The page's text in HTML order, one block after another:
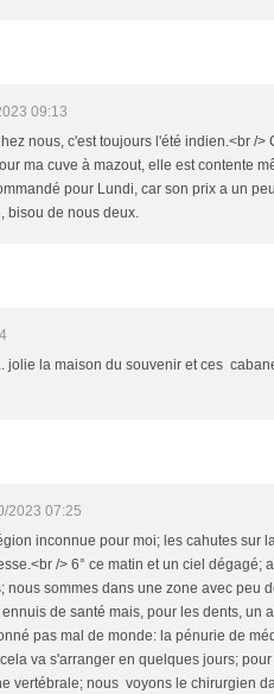
09:13
nous, c'est toujours l'été indien.<br /
ma cuve à mazout, elle est contente
pour Lundi, car son prix a un
bisou de nous deux.
jolie la maison du souvenir et ces
2023 07:25
inconnue pour moi; les cahutes sur
/> 6° ce matin et un ciel dégagé;
nous sommes dans une zone avec peu
de santé mais, pour les dents, un
pas mal de monde: la pénurie de
va s'arranger en quelques jours;
vertébrale; nous voyons le chirurgien